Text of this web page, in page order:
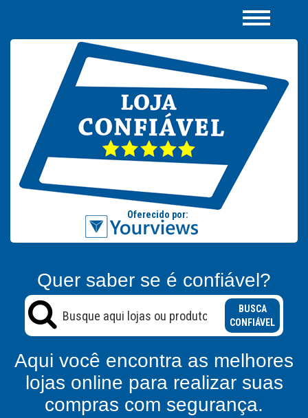
Quer saber se é confiável?
BUSCA
CONFIÁVEL
Aqui você encontra as melhores
lojas online para realizar suas
compras com segurança.